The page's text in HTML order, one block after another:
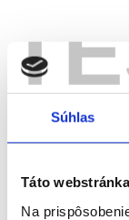
Súhlas
Táto
Na
GRiT
systéme aj v